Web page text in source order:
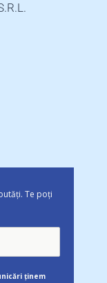
Te poți
ținem